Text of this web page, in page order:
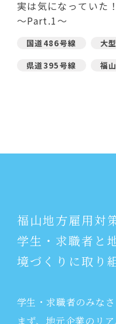
実は気になっていた
～Part.1～
国道486号線 大
県道395号線
福
福山地方雇用対
学生・求職者と
境づくりに取り
学生・求職者のみな
まず、地元企業のリ